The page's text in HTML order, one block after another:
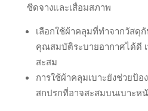
ซีดจางและเสื่อมสภาพ
เลือกใช้ผ้าคลุมที่ทำจากวัสดุ
คุณสมบัติระบายอากาศได้ดี
สะสม
การใช้ผ้าคลุมเบาะยังช่วยป้
สกปรกที่อาจสะสมบนเบาะห